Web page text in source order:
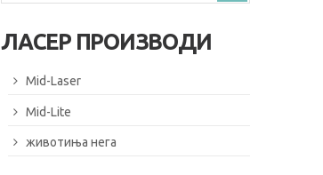
ЛАСЕР ПРОИЗВОДИ
Mid-Laser
Mid-Lite
животиња нега